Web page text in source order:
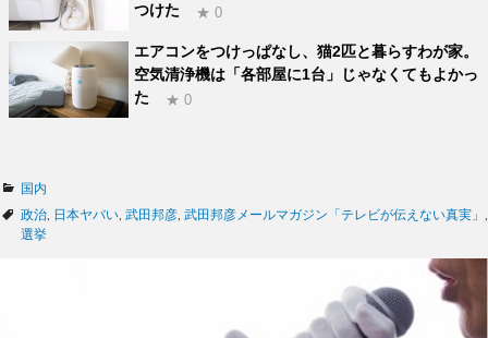
つけた
★ 0
エアコンをつけっぱなし、猫2匹と暮らすわが家。
空気清浄機は「各部屋に1台」じゃなくてもよかっ
た
★ 0
カ
テ
ゴ
国内
タ
グ
政治 日本ヤバい 武田邦彦 武田邦彦メールマガジン「テレビが伝えない真実」
選挙